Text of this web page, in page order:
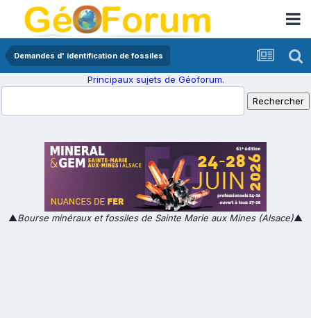
Demandes d' identification de fossiles
Principaux sujets de Géoforum.
▲Bourse minéraux et fossiles de Sainte Marie aux Mines (Alsace)▲